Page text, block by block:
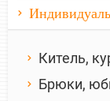
Китель,
Брюки,